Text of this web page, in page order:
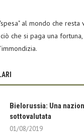
al mondo che resta
che si paga una
Bielorussia: Una
sottovalutata
01/08/2019